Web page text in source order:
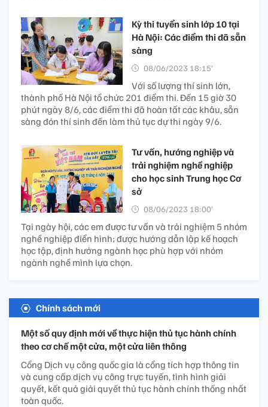
Kỳ thi tuyển sinh lớp 10 tại
Hà Nội: Các điểm thi đã sẵn
sàng
08/06/2023 18:15’
Với số lượng thí sinh lớn,
thành phố Hà Nội tổ chức 201 điểm thi. Đến 15 giờ 30
phút ngày 8/6, các điểm thi đã hoàn tất các khâu, sẵn
sàng đón thí sinh đến làm thủ tục dự thi ngày 9/6.
Tư vấn, hướng nghiệp và
trải nghiệm nghề nghiệp
cho học sinh Trung học Cơ
sở
08/06/2023 18:00’
Tại ngày hội, các em được tư vấn và trải nghiệm 5 nhóm
nghề nghiệp điển hình; được hướng dẫn lập kế hoạch
học tập, định hướng ngành học phù hợp với nhóm
ngành nghề mình lựa chọn.
Chính sách mới
Một số quy định mới về thực hiện thủ tục hành chính
theo cơ chế một cửa, một cửa liên thông
Cổng Dịch vụ công quốc gia là cổng tích hợp thông tin
và cung cấp dịch vụ công trực tuyến, tình hình giải
quyết, kết quả giải quyết thủ tục hành chính thống nhất
toàn quốc.